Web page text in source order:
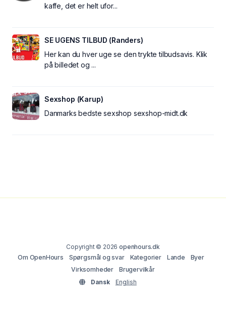
kaffe, det er helt ufor...
SE UGENS TILBUD (Randers)
Her kan du hver uge se den trykte tilbudsavis. Klik
på billedet og ...
Sexshop (Karup)
Danmarks bedste sexshop sexshop-midt.dk
Copyright © 2026openhours.dk
Om OpenHours
Spørgsmål og svar Kategorier Lande
Byer
Virksomheder
Brugervilkår
Dansk
English